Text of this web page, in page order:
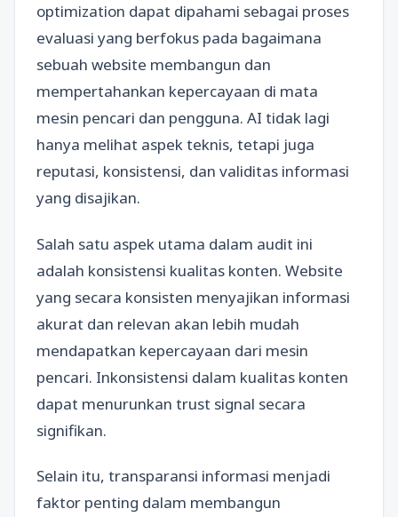
optimization dapat dipahami sebagai proses
evaluasi yang berfokus pada bagaimana
sebuah website membangun dan
mempertahankan kepercayaan di mata
mesin pencari dan pengguna. AI tidak lagi
hanya melihat aspek teknis, tetapi juga
reputasi, konsistensi, dan validitas informasi
yang disajikan.
Salah satu aspek utama dalam audit ini
adalah konsistensi kualitas konten. Website
yang secara konsisten menyajikan informasi
akurat dan relevan akan lebih mudah
mendapatkan kepercayaan dari mesin
pencari. Inkonsistensi dalam kualitas konten
dapat menurunkan trust signal secara
signifikan.
Selain itu, transparansi informasi menjadi
faktor penting dalam membangun